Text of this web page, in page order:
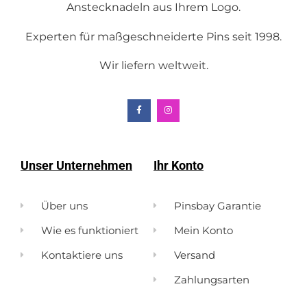
Anstecknadeln aus Ihrem Logo.
Experten für maßgeschneiderte Pins seit 1998.
Wir liefern weltweit.
Unser Unternehmen
Über uns
Wie es funktioniert
Kontaktiere uns
Ihr Konto
Pinsbay Garantie
Mein Konto
Versand
Zahlungsarten